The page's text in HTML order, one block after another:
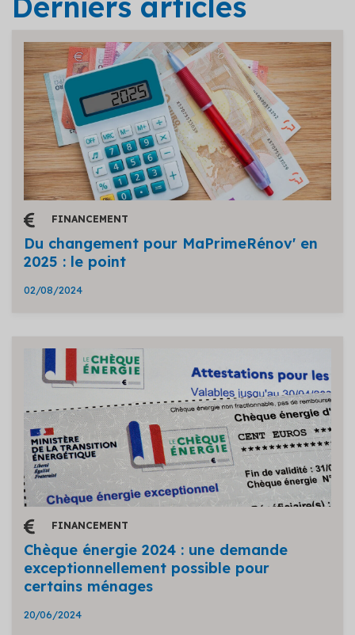
FINANCEMENT
Du changement pour MaPrimeRénov' en
2025 : le point
02/08/2024
FINANCEMENT
Chèque énergie 2024 : une demande
exceptionnellement possible pour
certains ménages
20/06/2024